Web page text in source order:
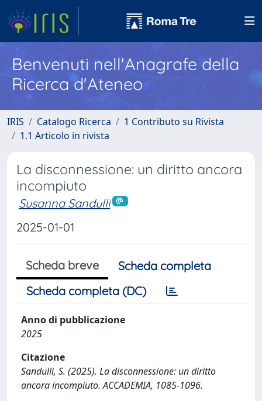
Benvenuti nell'Anagrafe della
Ricerca d'Ateneo
IRIS Catalogo Ricerca
1 Contributo su Rivista
1.1 Articolo in rivista
La disconnessione: un diritto ancora
incompiuto
Susanna Sandulli
2025-01-01
Scheda breve
Scheda completa
Scheda completa (DC)
Anno di pubblicazione
2025
Citazione
Sandulli, S. (2025). La disconnessione: un diritto
ancora incompiuto. ACCADEMIA, 1085-1096.